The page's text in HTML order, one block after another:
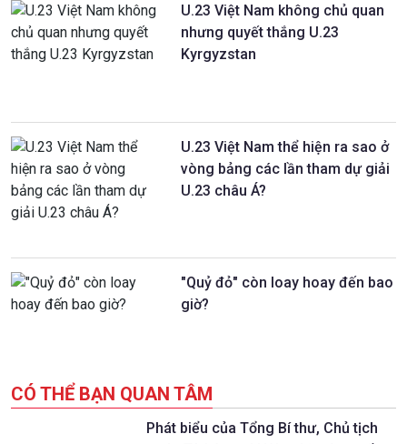
U.23 Việt Nam không chủ quan
nhưng quyết thắng U.23
Kyrgyzstan
U.23 Việt Nam thể hiện ra sao ở
vòng bảng các lần tham dự giải
U.23 châu Á?
"Quỷ đỏ" còn loay hoay đến bao
giờ?
CÓ THỂ BẠN QUAN TÂM
Phát biểu của Tổng Bí thư, Chủ tịch